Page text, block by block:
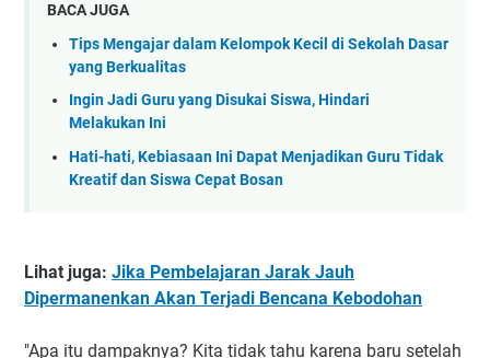
BACA JUGA
Tips Mengajar dalam Kelompok Kecil di Sekolah Dasar
yang Berkualitas
Ingin Jadi Guru yang Disukai Siswa, Hindari
Melakukan Ini
Hati-hati, Kebiasaan Ini Dapat Menjadikan Guru Tidak
Kreatif dan Siswa Cepat Bosan
Lihat juga: Jika Pembelajaran Jarak Jauh
Dipermanenkan Akan Terjadi Bencana Kebodohan
"Apa itu dampaknya? Kita tidak tahu karena baru setelah